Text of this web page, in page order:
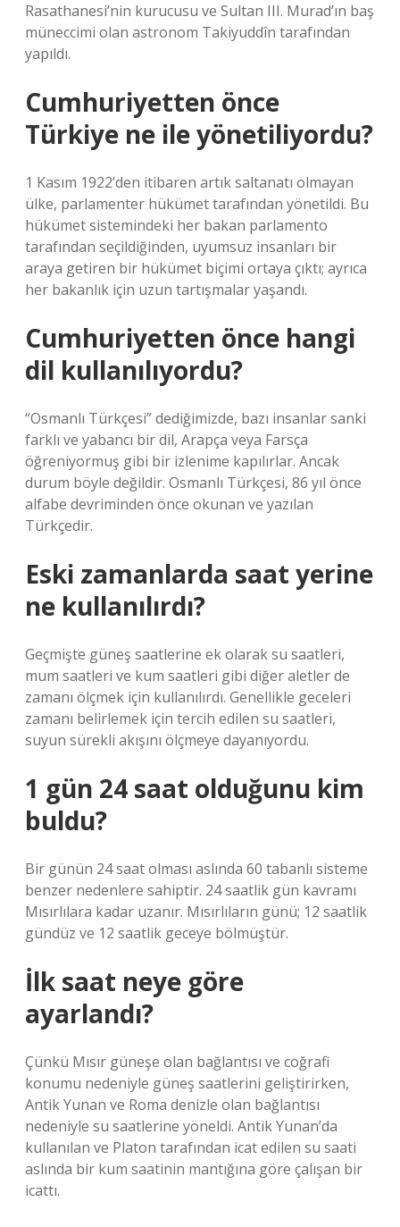
Rasathanesi’nin kurucusu ve Sultan III. Murad’ın baş
müneccimi olan astronom Takiyuddîn tarafından
yapıldı.
Cumhuriyetten önce
Türkiye ne ile yönetiliyordu?
1 Kasım 1922’den itibaren artık saltanatı olmayan
ülke, parlamenter hükümet tarafından yönetildi. Bu
hükümet sistemindeki her bakan parlamento
tarafından seçildiğinden, uyumsuz insanları bir
araya getiren bir hükümet biçimi ortaya çıktı; ayrıca
her bakanlık için uzun tartışmalar yaşandı.
Cumhuriyetten önce hangi
dil kullanılıyordu?
“Osmanlı Türkçesi” dediğimizde, bazı insanlar sanki
farklı ve yabancı bir dil, Arapça veya Farsça
öğreniyormuş gibi bir izlenime kapılırlar. Ancak
durum böyle değildir. Osmanlı Türkçesi, 86 yıl önce
alfabe devriminden önce okunan ve yazılan
Türkçedir.
Eski zamanlarda saat yerine
ne kullanılırdı?
Geçmişte güneş saatlerine ek olarak su saatleri,
mum saatleri ve kum saatleri gibi diğer aletler de
zamanı ölçmek için kullanılırdı. Genellikle geceleri
zamanı belirlemek için tercih edilen su saatleri,
suyun sürekli akışını ölçmeye dayanıyordu.
1 gün 24 saat olduğunu kim
buldu?
Bir günün 24 saat olması aslında 60 tabanlı sisteme
benzer nedenlere sahiptir. 24 saatlik gün kavramı
Mısırlılara kadar uzanır. Mısırlıların günü; 12 saatlik
gündüz ve 12 saatlik geceye bölmüştür.
İlk saat neye göre
ayarlandı?
Çünkü Mısır güneşe olan bağlantısı ve coğrafi
konumu nedeniyle güneş saatlerini geliştirirken,
Antik Yunan ve Roma denizle olan bağlantısı
nedeniyle su saatlerine yöneldi. Antik Yunan’da
kullanılan ve Platon tarafından icat edilen su saati
aslında bir kum saatinin mantığına göre çalışan bir
icattı.